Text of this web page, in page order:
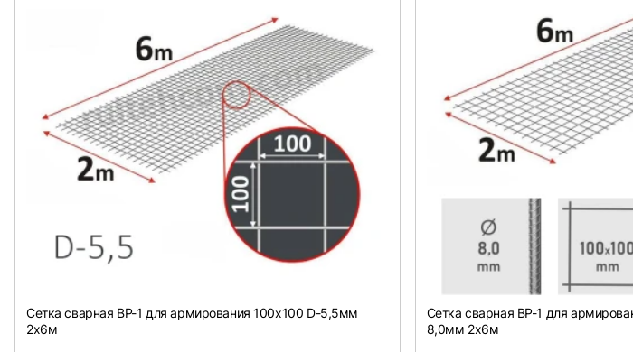
Сетка сварная ВР-1 для армирования 100х100 D-5,5мм
2х6м
Сетка сварная ВР-1 для
8,0мм 2х6м